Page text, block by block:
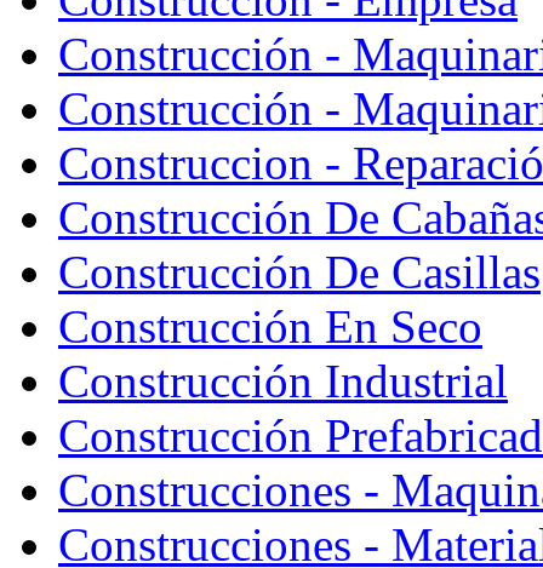
Construcción -
Construcción -
Construccion -
Construcción De
Construcción De Casillas
Construcción En Seco
Construcción Industrial
Construcción
Construcciones -
Construcciones -